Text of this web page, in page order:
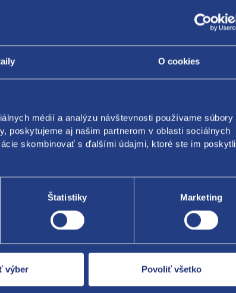
O cookies
médií a analýzu návštevnosti používame súbory
poskytujeme aj našim partnerom v oblasti sociálnych
skombinovať s ďalšími údajmi, ktoré ste im poskytli
Štatistiky Marketing
výber Povoliť všetko